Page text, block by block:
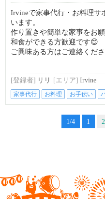
Irvineで家事代行・お料理サ
います。
作り置きや簡単な家事をお願
和食ができる方歓迎です😊
ご興味ある方はご連絡くださ
[登録者] リリ [エリア] Irvine
家事代行 お料理 お手伝い
1/4 1 2